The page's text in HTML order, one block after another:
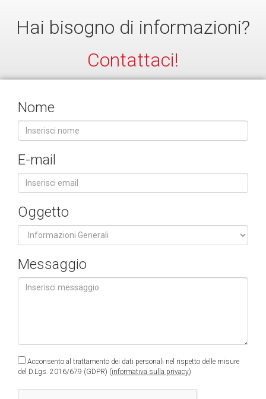
Hai bisogno di informazioni?
Contattaci!
Nome
E-mail
Oggetto
Messaggio
Acconsento al trattamento dei dati personali nel rispetto delle misure
del D.Lgs. 2016/679 (GDPR) (informativa sulla privacy)